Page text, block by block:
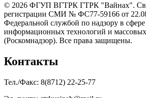
© 2026 ФГУП ВГТРК ГТРК "Вайнах".
регистрации СМИ № ФС77-59166 от
Федеральной службой по надзору в сфере
информационных технологий и
(Роскомнадзор). Все права защищены.
Контакты
Тел./Факс: 8(8712) 22-25-77